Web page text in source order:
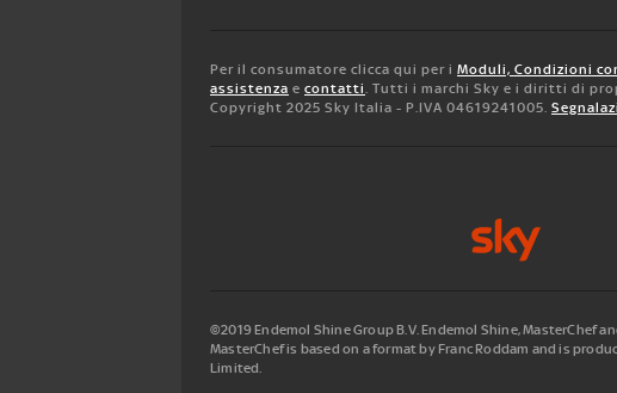
Per il consumatore clicca qui per i Moduli, Condizioni
assistenza e contatti. Tutti i marchi Sky e i diritti di
Copyright 2025 Sky Italia - P.IVA 04619241005.
©2019 Endemol Shine Group B.V. Endemol Shine, MasterChef
MasterChef is based on a format by Franc Roddam and is
Limited.